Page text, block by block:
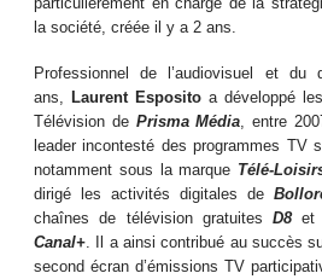
la société, créée il y a 2 ans.
Professionnel de l’audiovisuel et
ans,Laurent Esposito a développé
Télévision de Prisma Média , entre
leader incontesté des programmes TV
notamment sous la marque Télé-
dirigé les activités digitales de
chaînes de télévision gratuitesD8et
Canal+ . Il a ainsi contribué au succès
second écran d’émissions TV